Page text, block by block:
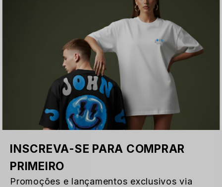
INSCREVA-SE PARA COMPRAR
PRIMEIRO
Promoções e lançamentos exclusivos via